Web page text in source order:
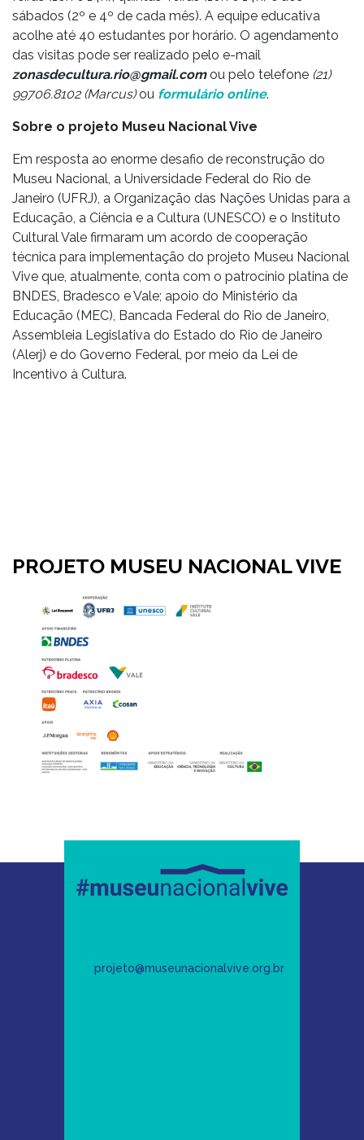
sábados (2º e 4º de cada mês). A equipe educativa
acolhe até 40 estudantes por horário. O agendamento
das visitas pode ser realizado pelo e-mail
zonasdecultura.rio@gmail.comou pelo telefone (21)
99706.8102 (Marcus)ou formulário online.
Sobre o projeto Museu Nacional Vive
Em resposta ao enorme desafio de reconstrução do
Museu Nacional, a Universidade Federal do Rio de
Janeiro (UFRJ), a Organização das Nações Unidas para a
Educação, a Ciência e a Cultura (UNESCO) e o Instituto
Cultural Vale firmaram um acordo de cooperação
técnica para implementação do projeto Museu Nacional
Vive que, atualmente, conta com o patrocínio platina de
BNDES, Bradesco e Vale; apoio do Ministério da
Educação (MEC), Bancada Federal do Rio de Janeiro,
Assembleia Legislativa do Estado do Rio de Janeiro
(Alerj) e do Governo Federal, por meio da Lei de
Incentivo à Cultura.
PROJETO MUSEU NACIONAL VIVE
projeto@museunacionalvive.org.br